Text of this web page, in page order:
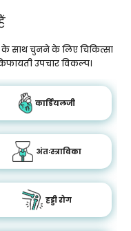
साथ चुनने के लिए चिकित्सा
उपचार विकल्प।
कार्डियलजी
अंतःस्त्राविका
हड्डी रोग